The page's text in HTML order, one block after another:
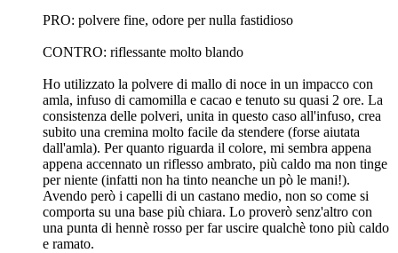
PRO: polvere fine, odore per nulla fastidioso
CONTRO: riflessante molto blando
Ho utilizzato la polvere di mallo di noce in un impacco con
amla, infuso di camomilla e cacao e tenuto su quasi 2 ore. La
consistenza delle polveri, unita in questo caso all'infuso, crea
subito una cremina molto facile da stendere (forse aiutata
dall'amla). Per quanto riguarda il colore, mi sembra appena
appena accennato un riflesso ambrato, più caldo ma non tinge
per niente (infatti non ha tinto neanche un pò le mani!).
Avendo però i capelli di un castano medio, non so come si
comporta su una base più chiara. Lo proverò senz'altro con
una punta di hennè rosso per far uscire qualchè tono più caldo
e ramato.